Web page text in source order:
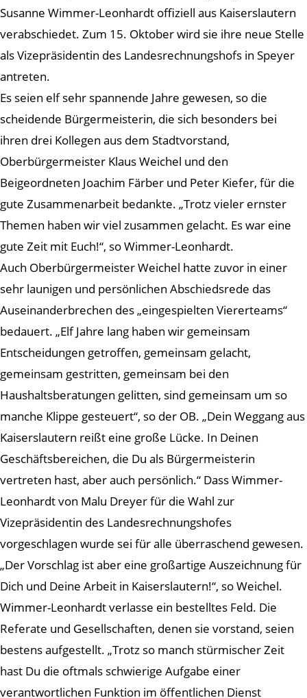
Susanne Wimmer-Leonhardt offiziell aus Kaiserslautern
verabschiedet. Zum 15. Oktober wird sie ihre neue Stelle
als Vizepräsidentin des Landesrechnungshofs in Speyer
antreten.
Es seien elf sehr spannende Jahre gewesen, so die
scheidende Bürgermeisterin, die sich besonders bei
ihren drei Kollegen aus dem Stadtvorstand,
Oberbürgermeister Klaus Weichel und den
Beigeordneten Joachim Färber und Peter Kiefer, für die
gute Zusammenarbeit bedankte. „Trotz vieler ernster
Themen haben wir viel zusammen gelacht. Es war eine
gute Zeit mit Euch!“, so Wimmer-Leonhardt.
Auch Oberbürgermeister Weichel hatte zuvor in einer
sehr launigen und persönlichen Abschiedsrede das
Auseinanderbrechen des „eingespielten Viererteams“
bedauert. „Elf Jahre lang haben wir gemeinsam
Entscheidungen getroffen, gemeinsam gelacht,
gemeinsam gestritten, gemeinsam bei den
Haushaltsberatungen gelitten, sind gemeinsam um so
manche Klippe gesteuert“, so der OB. „Dein Weggang aus
Kaiserslautern reißt eine große Lücke. In Deinen
Geschäftsbereichen, die Du als Bürgermeisterin
vertreten hast, aber auch persönlich.“ Dass Wimmer-
Leonhardt von Malu Dreyer für die Wahl zur
Vizepräsidentin des Landesrechnungshofes
vorgeschlagen wurde sei für alle überraschend gewesen.
„Der Vorschlag ist aber eine großartige Auszeichnung für
Dich und Deine Arbeit in Kaiserslautern!“, so Weichel.
Wimmer-Leonhardt verlasse ein bestelltes Feld. Die
Referate und Gesellschaften, denen sie vorstand, seien
bestens aufgestellt. „Trotz so manch stürmischer Zeit
hast Du die oftmals schwierige Aufgabe einer
verantwortlichen Funktion im öffentlichen Dienst